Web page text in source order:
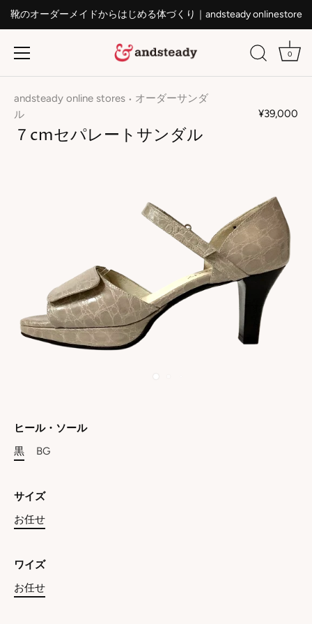
靴のオーダーメイドからはじめる体づくり｜andsteady onlinestore
0
andsteady online stores • オーダーサンダ
ル
¥39,000
７cmセパレートサンダル
ヒール・ソール
黒
BG
サイズ
お任せ
ワイズ
お任せ